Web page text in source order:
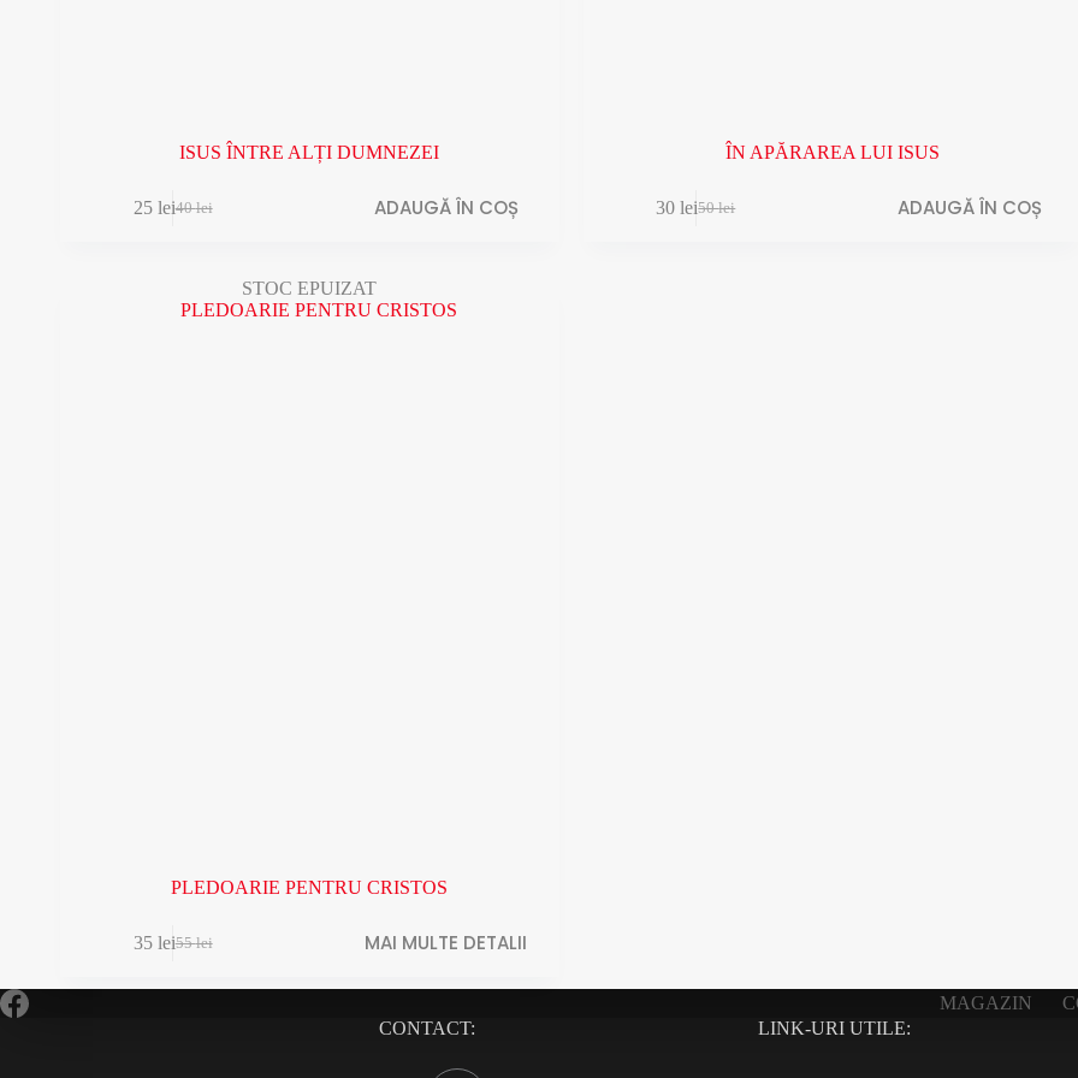
ISUS ÎNTRE ALȚI DUMNEZEI
40lei
25 lei ADAUGĂ ÎN COȘ
ÎN APĂRAREA LUI ISUS
50lei
30lei ADAUGĂ ÎN COȘ
STOC EPUIZAT
PLEDOARIE PENTRU CRISTOS
55lei
35 lei MAI MULTE DETALII
MAGAZIN
CONTACT:
LINK-URI UTILE: